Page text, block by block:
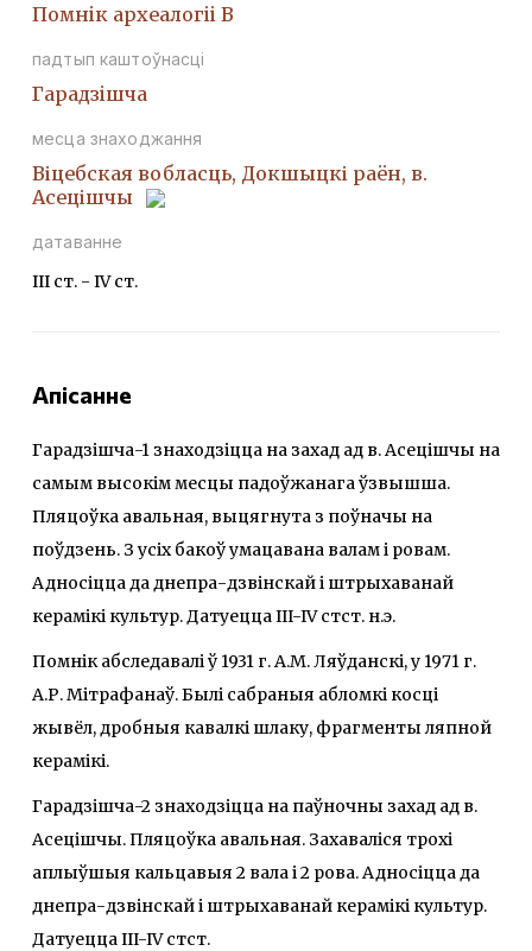
Помнiк археалогii В
падтып каштоўнасці
Гарадзiшча
месца знаходжання
Віцебская вобласць, Докшыцкі раён, в.
Асецішчы
датаванне
ІІІ ст. - IV ст.
Апісанне
Гарадзішча-1 знаходзіцца на захад ад в. Асецішчы на
самым высокім месцы падоўжанага ўзвышша.
Пляцоўка авальная, выцягнута з поўначы на
поўдзень. З усіх бакоў умацавана валам і ровам.
Адносіцца да днепра-дзвінскай і штрыхаванай
керамікі культур. Датуецца III-IV стст. н.э.
Помнік абследавалі ў 1931 г. А.М. Ляўданскі, у 1971 г.
А.Р. Мітрафанаў. Былі сабраныя абломкі косці
жывёл, дробныя кавалкі шлаку, фрагменты ляпной
керамікі.
Гарадзішча-2 знаходзіцца на паўночны захад ад в.
Асецішчы. Пляцоўка авальная. Захаваліся трохі
аплыўшыя кальцавыя 2 вала і 2 рова. Адносіцца да
днепра-дзвінскай і штрыхаванай керамікі культур.
Датуецца III-IV стст.